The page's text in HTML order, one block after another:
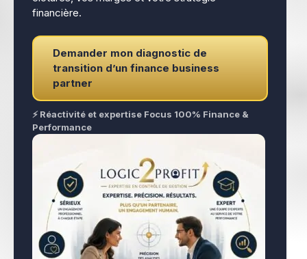
financière.
Demander mon diagnostic de
transition d’un finance business
partner
⚡ Réactivité et expertise Focus 100% Finance &
Performance